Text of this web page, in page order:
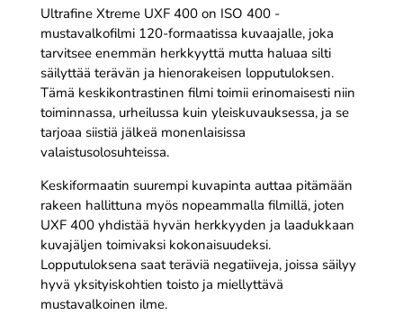
Ultrafine Xtreme UXF 400 on ISO 400 -
mustavalkofilmi 120-formaatissa kuvaajalle, joka
tarvitsee enemmän herkkyyttä mutta haluaa silti
säilyttää terävän ja hienorakeisen lopputuloksen.
Tämä keskikontrastinen filmi toimii erinomaisesti niin
toiminnassa, urheilussa kuin yleiskuvauksessa, ja se
tarjoaa siistiä jälkeä monenlaisissa
valaistusolosuhteissa.
Keskiformaatin suurempi kuvapinta auttaa pitämään
rakeen hallittuna myös nopeammalla filmillä, joten
UXF 400 yhdistää hyvän herkkyyden ja laadukkaan
kuvajäljen toimivaksi kokonaisuudeksi.
Lopputuloksena saat teräviä negatiiveja, joissa säilyy
hyvä yksityiskohtien toisto ja miellyttävä
mustavalkoinen ilme.